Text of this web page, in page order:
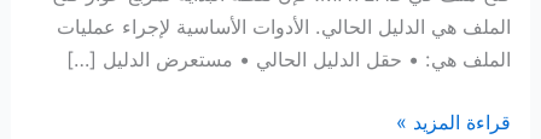
الملف هي الدليل الحالي. الأدوات الأساسية لإجراء عمليات
الملف هي: • حقل الدليل الحالي • مستعرض الدليل […]
عمليات
قراءة المزيد »